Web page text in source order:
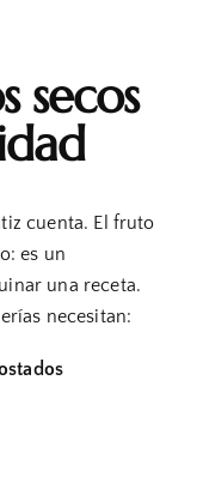
secos
cuenta. El fruto
es un
una receta.
necesitan: